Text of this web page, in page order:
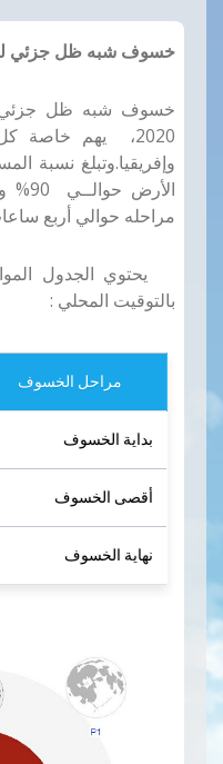
خسوف شبه ظل جزئي للقمر يوم 10
خسوف شبه ظل جزئي
2020، يهم خاصة
وإفريقيا.وتبلغ نسبة
الأرض حوالــي 90
%و
مراحله حوالي أربع ساعات و04
يحتوي الجدول
بالتوقيت المحلي :
مراحل الخسوف
بداية الخسوف
أقصى الخسوف
نهاية الخسوف